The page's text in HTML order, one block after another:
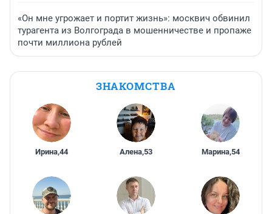
«Он мне угрожает и портит жизнь»: москвич обвинил
турагента из Волгограда в мошенничестве и пропаже
почти миллиона рублей
ЗНАКОМСТВА
Ирина,44 Алена,53 Марина,54